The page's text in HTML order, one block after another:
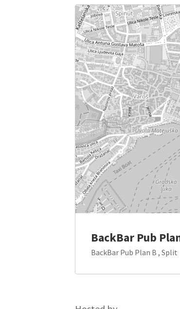
BackBar Pub
BackBar Pub Plan B , Split